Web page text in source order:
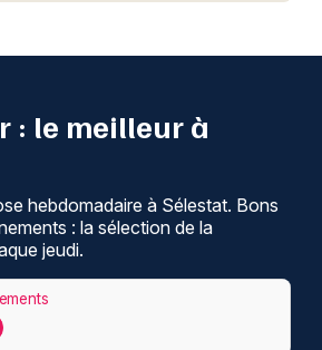
: le meilleur à
hebdomadaire à Sélestat. Bons
: la sélection de la
jeudi.